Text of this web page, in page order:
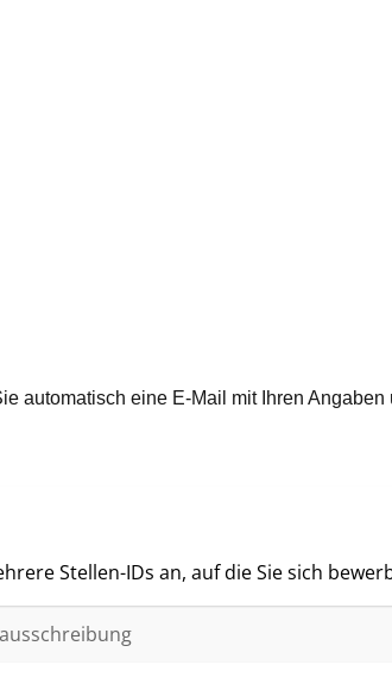
automatisch eine E-Mail mit Ihren